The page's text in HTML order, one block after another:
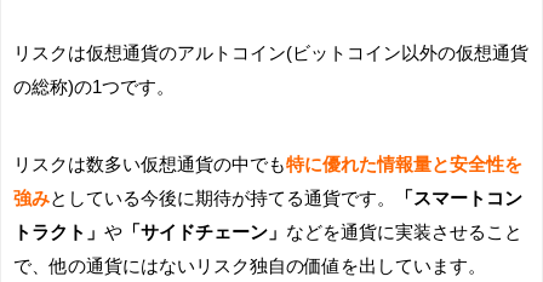
リスクは仮想通貨のアルトコイン(ビットコイン以外の仮想通貨
の総称)の1つです。
リスクは数多い仮想通貨の中でも特に優れた情報量と安全性を
強みとしている今後に期待が持てる通貨です。
「スマートコン
トラクト」 や 「サイドチェーン」 などを通貨に実装させること
で、他の通貨にはないリスク独自の価値を出しています。